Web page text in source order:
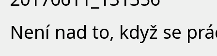
Není nad to, když se